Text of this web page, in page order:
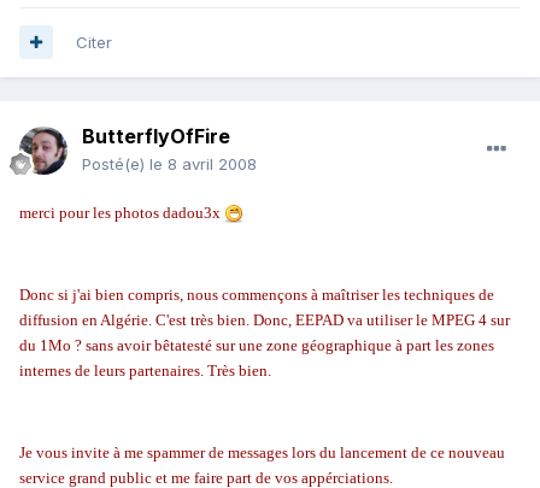
Citer
ButterflyOfFire
Posté(e) le 8 avril 2008
merci pour les photos dadou3x
Donc si j'ai bien compris, nous commençons à maîtriser les techniques de
diffusion en Algérie. C'est très bien. Donc, EEPAD va utiliser le MPEG 4 sur
du 1Mo ? sans avoir bêtatesté sur une zone géographique à part les zones
internes de leurs partenaires. Très bien.
Je vous invite à me spammer de messages lors du lancement de ce nouveau
service grand public et me faire part de vos appérciations.